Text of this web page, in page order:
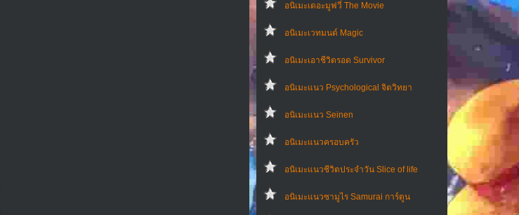
อนิเมะเดอะมูฟวี่ The Movie
อนิเมะเวทมนต์ Magic
อนิเมะเอาชีวิตรอด Survivor
อนิเมะแนว Psychological จิตวิทยา
อนิเมะแนว Seinen
อนิเมะแนวครอบครัว
อนิเมะแนวชีวิตประจําวัน Slice of life
อนิเมะแนวซามูไร Samurai การ์ตูน